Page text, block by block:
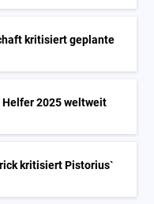
kritisiert geplante
2025 weltweit
kritisiert Pistorius`